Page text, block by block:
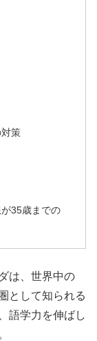
策
が35歳までの
は、世界中の
として知られる
語学力を伸ばし